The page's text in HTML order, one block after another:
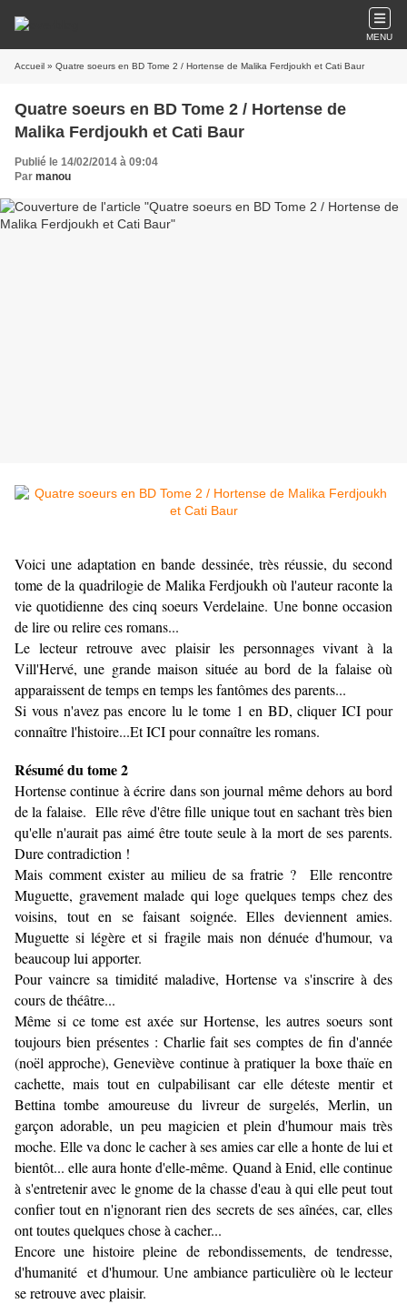
MENU
Accueil » Quatre soeurs en BD Tome 2 / Hortense de Malika Ferdjoukh et Cati Baur
Quatre soeurs en BD Tome 2 / Hortense de
Malika Ferdjoukh et Cati Baur
Publié le 14/02/2014 à 09:04
Par manou
Voici une adaptation en bande dessinée, très réussie, du second
tome de la quadrilogie de Malika Ferdjoukh où l'auteur raconte la
vie quotidienne des cinq soeurs Verdelaine. Une bonne occasion
de lire ou relire ces romans...
Le lecteur retrouve avec plaisir les personnages vivant à la
Vill'Hervé, une grande maison située au bord de la falaise où
apparaissent de temps en temps les fantômes des parents...
Si vous n'avez pas encore lu le tome 1 en BD, cliquerICI pour
connaître l'histoire...EtICIpour connaître les romans.
Résumé du tome 2
Hortense continue à écrire dans son journal même dehors au bord
de la falaise. Elle rêve d'être fille unique tout en sachant très bien
qu'elle n'aurait pas aimé être toute seule à la mort de ses parents.
Dure contradiction !
Mais comment exister au milieu de sa fratrie ? Elle rencontre
Muguette, gravement malade qui loge quelques temps chez des
voisins, tout en se faisant soignée. Elles deviennent amies.
Muguette si légère et si fragile mais non dénuée d'humour, va
beaucoup lui apporter.
Pour vaincre sa timidité maladive, Hortense va s'inscrire à des
cours de théâtre...
Même si ce tome est axée sur Hortense, les autres soeurs sont
toujours bien présentes : Charlie fait ses comptes de fin d'année
(noël approche), Geneviève continue à pratiquer la boxe thaïe en
cachette, mais tout en culpabilisant car elle déteste mentir et
Bettina tombe amoureuse du livreur de surgelés, Merlin, un
garçon adorable, un peu magicien et plein d'humour mais très
moche. Elle va donc le cacher à ses amies car elle a honte de lui et
bientôt... elle aura honte d'elle-même. Quand à Enid, elle continue
à s'entretenir avec le gnome de la chasse d'eau à qui elle peut tout
confier tout en n'ignorant rien des secrets de ses aînées, car, elles
ont toutes quelques chose à cacher...
Encore une histoire pleine de rebondissements, de tendresse,
d'humanité et d'humour. Une ambiance particulière où le lecteur
se retrouve avec plaisir.